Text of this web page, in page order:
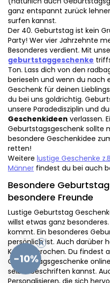
ganz entspannt zurück
surfen kannst.
Der 40. Geburtstag ist kein
Party! Wer vier Jahrzehnte
Besonderes verdient. Mit
geburtstaggeschenke
Ton. Lass dich von den
berieseln und wenn du nach
Geschenk für deinen
du bei uns goldrichtig.
unsere Paradedisziplin und
Geschenkideen verlassen.
Geburtstagsgeschenk sollte
besondere Geschenkidee
retten!
Weitere lustige Geschenke
Männer findest du bei auch
Besondere
besondere Freunde
Lustige Geburtstag
willst etwas ganz
kommt. Ein besonderes
persönlich ist. Auch darüber
Kopf zerbrochen. Du findest
Geburtstagsgeschenke
selber beschriften kannst.
Personalisieren, die sich
-10%